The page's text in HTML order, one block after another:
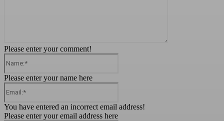
Please enter your comment!
Please enter your name here
You have entered an incorrect email address!
Please enter your email address here